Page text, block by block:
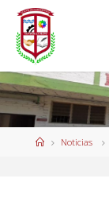
Noticias